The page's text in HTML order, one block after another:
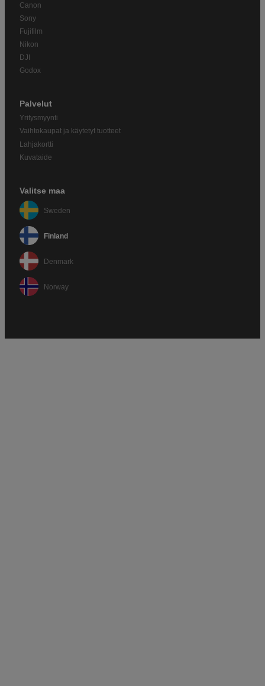
Canon
Sony
Fujifilm
Nikon
DJI
Godox
Palvelut
Yritysmyynti
Vaihtokaupat ja käytetyt tuotteet
Lahjakortti
Kuvataide
Valitse maa
Sweden
Finland
Denmark
Norway